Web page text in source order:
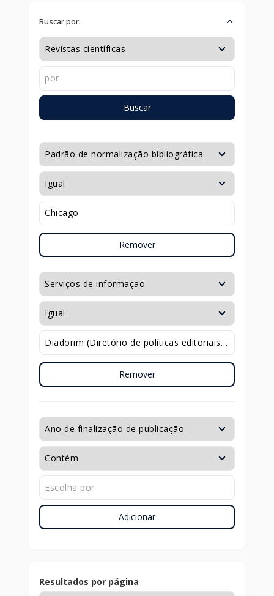
Buscar por:
Buscar
Remover
Remover
Adicionar
Resultados por página